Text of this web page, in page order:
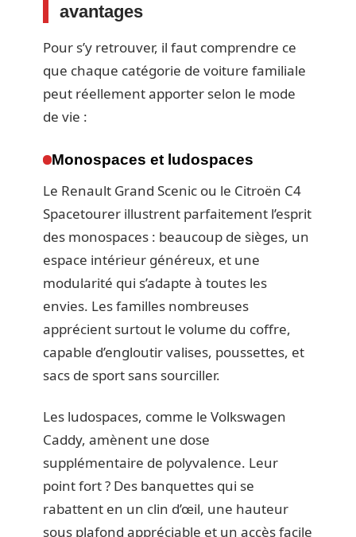
avantages
Pour s’y retrouver, il faut comprendre ce
que chaque catégorie de voiture familiale
peut réellement apporter selon le mode
de vie :
Monospaces et ludospaces
Le Renault Grand Scenic ou le Citroën C4
Spacetourer illustrent parfaitement l’esprit
des monospaces : beaucoup de sièges, un
espace intérieur généreux, et une
modularité qui s’adapte à toutes les
envies. Les familles nombreuses
apprécient surtout le volume du coffre,
capable d’engloutir valises, poussettes, et
sacs de sport sans sourciller.
Les ludospaces, comme le Volkswagen
Caddy, amènent une dose
supplémentaire de polyvalence. Leur
point fort ? Des banquettes qui se
rabattent en un clin d’œil, une hauteur
sous plafond appréciable et un accès facile